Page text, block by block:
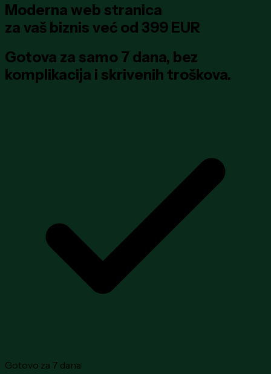
Moderna web stranica
za vaš biznis već od 399 EUR
Gotova za samo 7 dana, bez
komplikacija i skrivenih troškova.
Gotovo za 7 dana